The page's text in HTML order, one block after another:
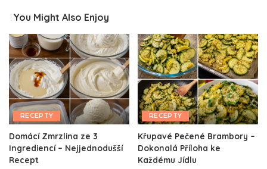
You Might Also Enjoy
RECEPTY
Domácí Zmrzlina ze 3
Ingrediencí – Nejjednodušší
Recept
RECEPTY
Křupavé Pečené Brambory –
Dokonalá Příloha ke
Každému Jídlu